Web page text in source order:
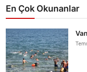
En Çok Okunanlar